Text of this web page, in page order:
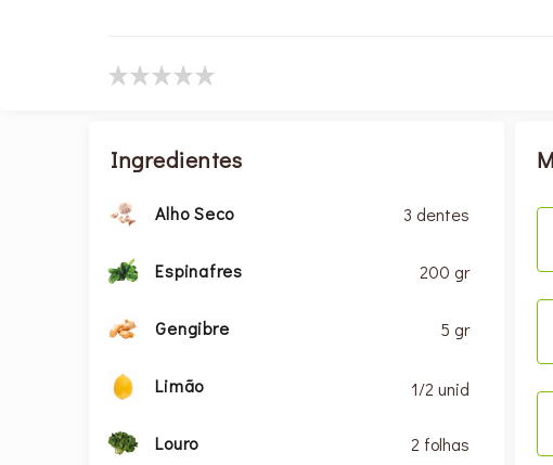
Ingredientes
Alho Seco 3 dentes
Espinafres 200 gr
Gengibre 5 gr
Limão 1/2 unid
Louro 2 folhas